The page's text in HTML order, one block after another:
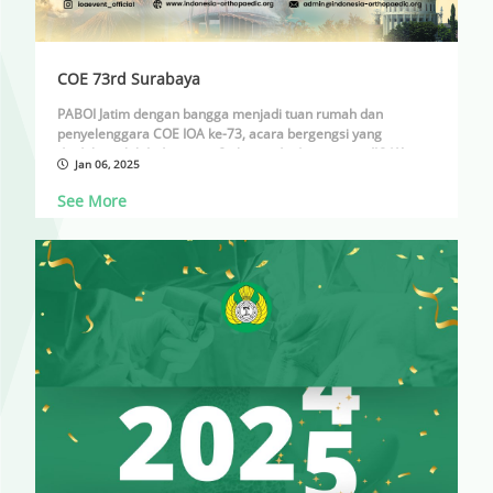
COE 73rd Surabaya
PABOI Jatim dengan bangga menjadi tuan rumah dan
penyelenggara COE IOA ke-73, acara bergengsi yang
diadakan oleh Indonesian Orthopaedic Association (IOA)!
? Lokasi: Vasa Hotel, Surabaya
? Tanggal:
-Workshop: 6-7 Mei 2025
-Symposium: 8-10 Mei 2025
? Tema:
Orthopaedic Minimal Invasive Procedures in Indonesia:
Advantages, Challenges, and Opportunities. Is the latest
always the greatest?
Sebagai acara setengah tahunan, COE IOA selalu
berpindah dari satu kota ke kota lainnya, menyoroti isu-
isu terkini di dunia ortopaedi. Tahun ini, PABOI Jatim
dipercaya dengan topik menarik terkait prosedur
Jan 06, 2025
See More